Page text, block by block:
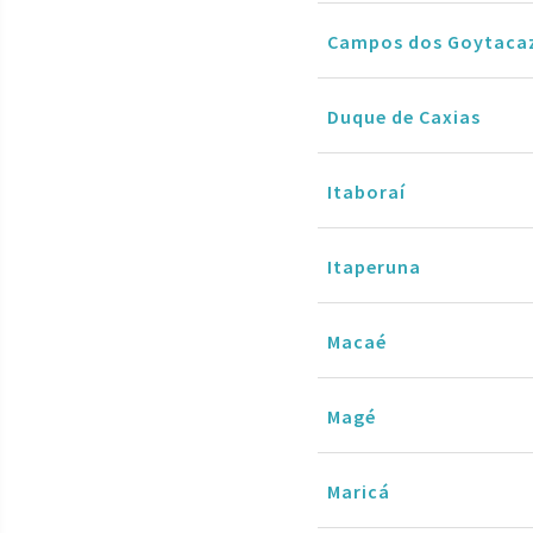
Campos dos
Duque de Caxias
Itaboraí
Itaperuna
Macaé
Magé
Maricá